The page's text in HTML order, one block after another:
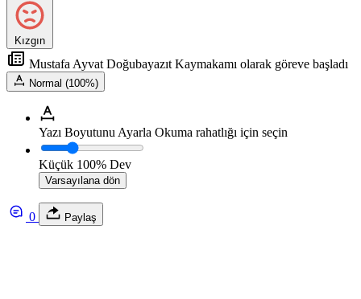
Kızgın
Mustafa Ayvat Doğubayazıt Kaymakamı olarak göreve başladı
Normal (100%)
Yazı Boyutunu Ayarla Okuma rahatlığı için seçin
Küçük 100% Dev
Varsayılana dön
0 Paylaş